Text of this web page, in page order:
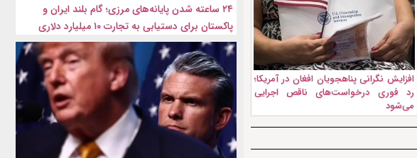
افزایش نگرانی پناهجویان افغان در آمریکا؛
رد فوری درخواست‌های ناقص اجرایی
می‌شود
۲۴ ساعته شدن پایانه‌های مرزی؛ گام بلند ایران و
پاکستان برای دستیابی به تجارت ۱۰ میلیارد دلاری